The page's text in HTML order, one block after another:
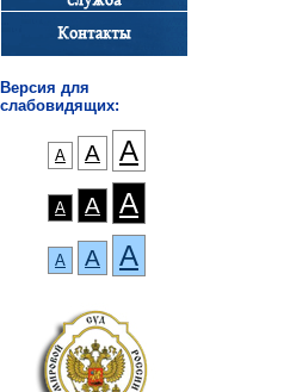
Версия для
слабовидящих:
А А А
А А А
А А А